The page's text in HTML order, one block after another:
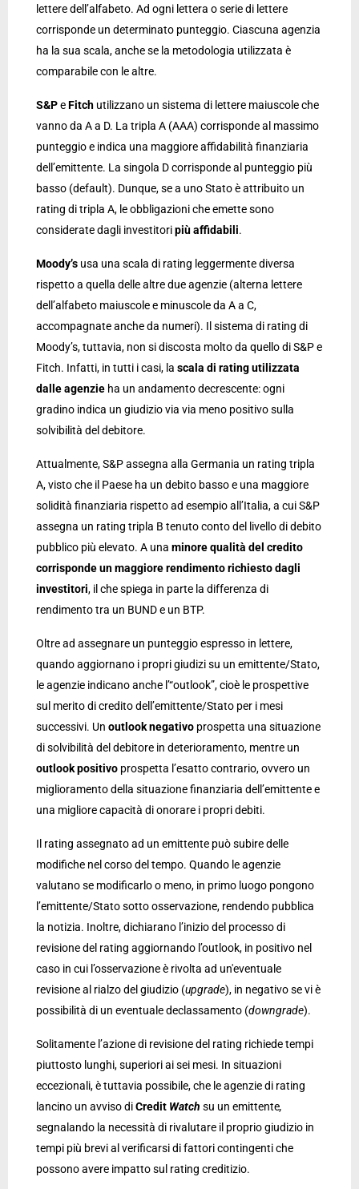
lettere dell’alfabeto. Ad ogni lettera o serie di lettere
corrisponde un determinato punteggio. Ciascuna agenzia
ha la sua scala, anche se la metodologia utilizzata è
comparabile con le altre.
S&PeFitch utilizzano un sistema di lettere maiuscole che
vanno da A a D. La tripla A (AAA) corrisponde al massimo
punteggio e indica una maggiore affidabilità finanziaria
dell’emittente. La singola D corrisponde al punteggio più
basso (default). Dunque, se a uno Stato è attribuito un
rating di tripla A, le obbligazioni che emette sono
considerate dagli investitoripiù affidabili.
Moody’s usa una scala di rating leggermente diversa
rispetto a quella delle altre due agenzie (alterna lettere
dell’alfabeto maiuscole e minuscole da A a C,
accompagnate anche da numeri). Il sistema di rating di
Moody’s, tuttavia, non si discosta molto da quello di S&P e
Fitch. Infatti, in tutti i casi, la scala di rating utilizzata
dalle agenzie ha un andamento decrescente: ogni
gradino indica un giudizio via via meno positivo sulla
solvibilità del debitore.
Attualmente, S&P assegna alla Germania un rating tripla
A, visto che il Paese ha un debito basso e una maggiore
solidità finanziaria rispetto ad esempio all’Italia, a cui S&P
assegna un rating tripla B tenuto conto del livello di debito
pubblico più elevato. A una minore qualità del credito
corrisponde un maggiore rendimento richiesto dagli
investitori, il che spiega in parte la differenza di
rendimento tra un BUND e un BTP.
Oltre ad assegnare un punteggio espresso in lettere,
quando aggiornano i propri giudizi su un emittente/Stato,
le agenzie indicano anche l’“outlook”, cioè le prospettive
sul merito di credito dell’emittente/Stato per i mesi
successivi. Un outlook negativo prospetta una situazione
di solvibilità del debitore in deterioramento, mentre un
outlook positivo prospetta l’esatto contrario, ovvero un
miglioramento della situazione finanziaria dell’emittente e
una migliore capacità di onorare i propri debiti.
Il rating assegnato ad un emittente può subire delle
modifiche nel corso del tempo. Quando le agenzie
valutano se modificarlo o meno, in primo luogo pongono
l’emittente/Stato sotto osservazione, rendendo pubblica
la notizia. Inoltre, dichiarano l’inizio del processo di
revisione del rating aggiornando l’outlook, in positivo nel
caso in cui l’osservazione è rivolta ad un'eventuale
revisione al rialzo del giudizio (upgrade), in negativo se vi è
possibilità di un eventuale declassamento (downgrade).
Solitamente l’azione di revisione del rating richiede tempi
piuttosto lunghi, superiori ai sei mesi. In situazioni
eccezionali, è tuttavia possibile, che le agenzie di rating
lancino un avviso diCredit Watch su un emittente,
segnalando la necessità di rivalutare il proprio giudizio in
tempi più brevi al verificarsi di fattori contingenti che
possono avere impatto sul rating creditizio.